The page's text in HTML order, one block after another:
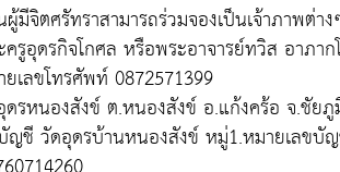
มีจิตศรัทราสามารถร่วมจองเป็นเจ้าภาพต่า
รูอุดรกิจโกศล หรือพระอาจารย์ทวิส อาภาก
เลขโทรศัพท์ 0872571399
รหนองสังข์ ต.หนองสังข์ อ.แก้งคร้อ จ.ชัย
ญชี วัดอุดรบ้านหนองสังข์ หมู่1.หมายเลขบั